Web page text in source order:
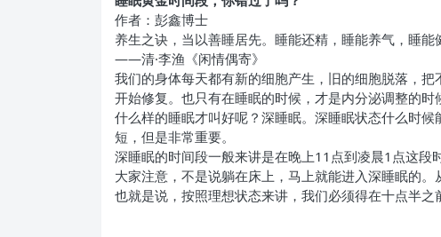
作者：彭鑫博士
养生之诀，当以善睡居先。睡能还精，睡能养气，睡
——清·李渔《闲情偶寄》
我们的身体每天都有新的细胞产生，旧的细胞脱落，
开始修复。也只有在睡眠的时候，才是内分泌调整的
什么样的睡眠才叫好呢？深睡眠。深睡眠状态什么时
短，但是非常重要。
深睡眠的时间段一般来讲是在晚上11点到凌晨1点这段
大家注意，不是说躺在床上，马上就能进入深睡眠的
也就是说，按照理想状态来讲，我们必须得在十点半